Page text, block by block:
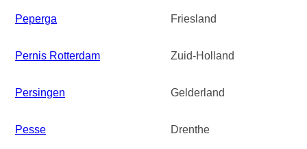
Peperga Friesland
Pernis Rotterdam Zuid-Holland
Persingen Gelderland
Pesse Drenthe